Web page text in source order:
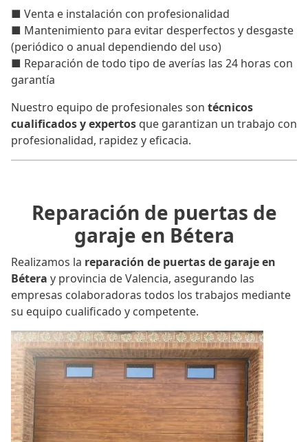
■ Venta e instalación con profesionalidad
■ Mantenimiento para evitar desperfectos y desgaste
(periódico o anual dependiendo del uso)
■ Reparación de todo tipo de averías las 24 horas con
garantía
Nuestro equipo de profesionales son técnicos
cualificados y expertos que garantizan un trabajo con
profesionalidad, rapidez y eficacia.
Reparación de puertas de
garaje en Bétera
Realizamos la reparación de puertas de garaje en
Bétera y provincia de Valencia, asegurando las
empresas colaboradoras todos los trabajos mediante
su equipo cualificado y competente.